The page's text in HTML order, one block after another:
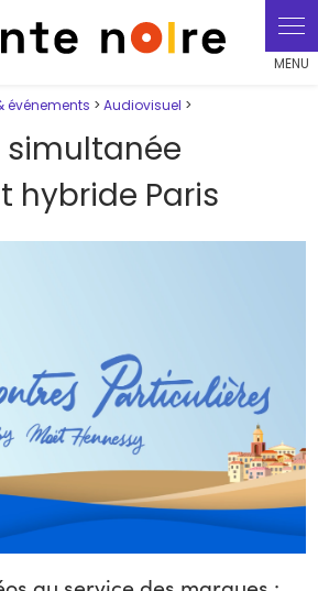
événements >Audiovisuel >
hybride Paris